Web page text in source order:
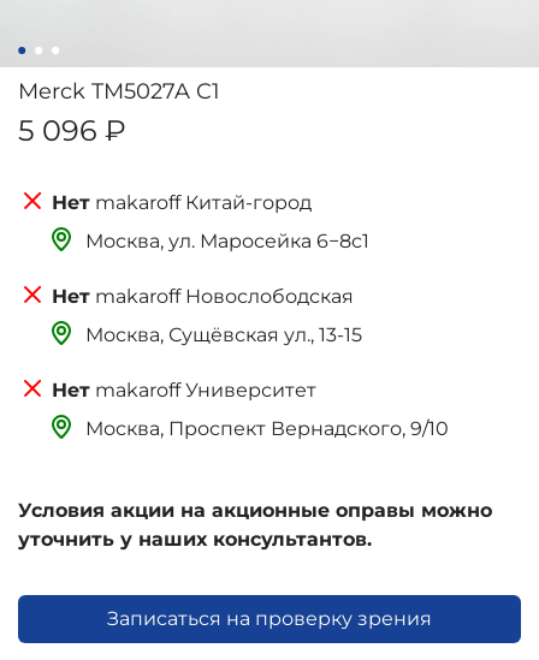
Merck TM5027A C1
5 096 ₽
makaroff Китай-город
Москва, ‌‌‌‌ул. Маросейка 6−8с1
makaroff Новослободская
Москва, Сущёвская ул., 13-15
makaroff Университет
Москва, Проспект Вернадского, 9/10
Условия акции на акционные оправы можно
уточнить у наших консультантов.
Записаться на проверку зрения